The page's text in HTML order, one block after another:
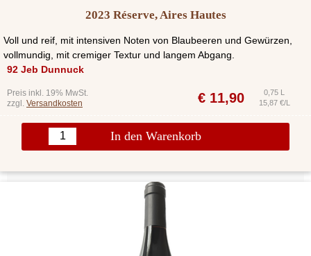
2023 Réserve, Aires Hautes
Voll und reif, mit intensiven Noten von Blaubeeren und Gewürzen,
vollmundig, mit cremiger Textur und langem Abgang.
92 Jeb Dunnuck
Preis inkl. 19% MwSt.
zzgl. Versandkosten € 11,90
0,75 L
15,87 €/L
In den Warenkorb